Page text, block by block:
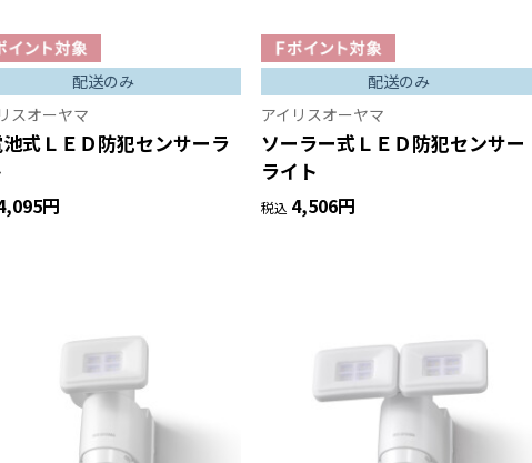
配送のみ
スオーヤマ
式ＬＥＤ防犯センサーラ
円
配送のみ
アイリスオーヤマ
ソーラー式ＬＥＤ防犯センサー
ライト
税込 4,506円